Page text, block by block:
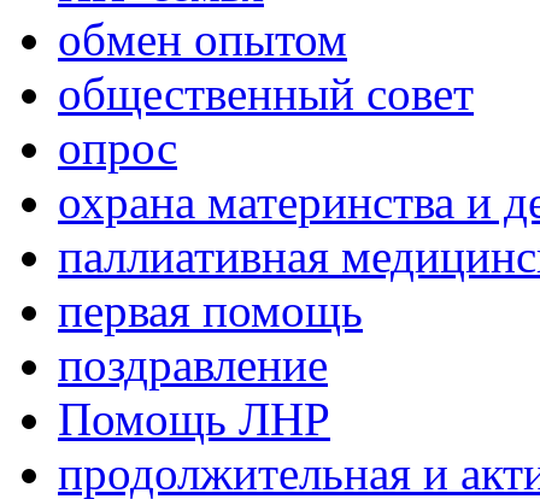
обмен опытом
общественный совет
опрос
охрана материнства и
паллиативная
первая помощь
поздравление
Помощь ЛНР
продолжительная и